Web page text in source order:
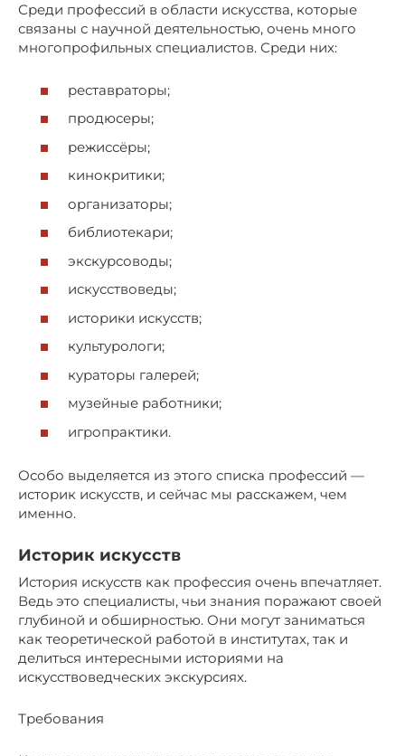
Среди профессий в области искусства, которые
связаны с научной деятельностью, очень много
многопрофильных специалистов. Среди них:
реставраторы;
продюсеры;
режиссёры;
кинокритики;
организаторы;
библиотекари;
экскурсоводы;
искусствоведы;
историки искусств;
культурологи;
кураторы галерей;
музейные работники;
игропрактики.
Особо выделяется из этого списка профессий —
историк искусств, и сейчас мы расскажем, чем
именно.
Историк искусств
История искусств как профессия очень впечатляет.
Ведь это специалисты, чьи знания поражают своей
глубиной и обширностью. Они могут заниматься
как теоретической работой в институтах, так и
делиться интересными историями на
искусствоведческих экскурсиях.
Требования